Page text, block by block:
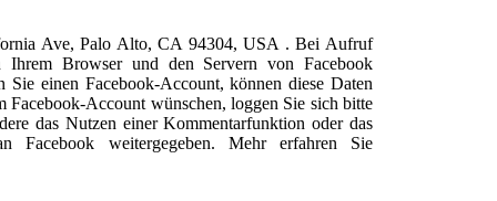
Ave, Palo Alto, CA 94304, USA . Bei Aufruf
Ihrem Browser und den Servern von Facebook
Sie einen Facebook-Account, können diese Daten
Account wünschen, loggen Sie sich bitte
das Nutzen einer Kommentarfunktion oder das
Facebook weitergegeben. Mehr erfahren Sie